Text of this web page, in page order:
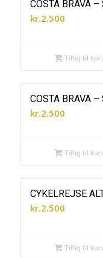
COSTA BRAVA
kr.2.500
Tilføj til
COSTA BRAVA
kr.2.500
Tilføj til
CYKELREJSE
kr.2.500
Tilføj til